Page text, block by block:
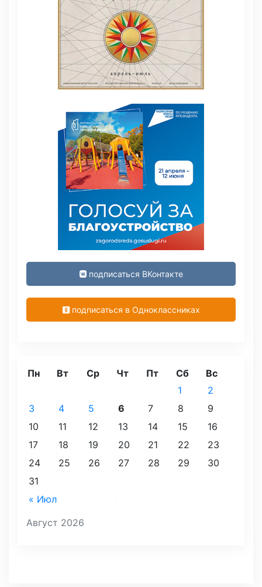
подписаться ВКонтакте
подписаться в Одноклассниках
Август 2026
Пн Вт Ср Чт Пт Сб Вс
« Июл
1
2
3
4 5 6 7 8
9
10
11 12 13 14 15
16
17
18 19 20 21 22
23
24
25 26 27 28 29
30
31